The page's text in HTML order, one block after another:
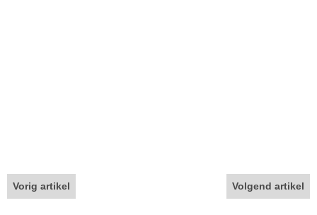
Vorig artikel Volgend artikel